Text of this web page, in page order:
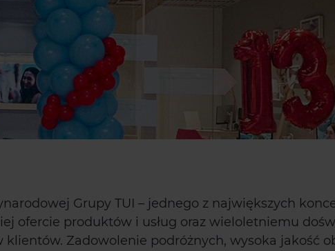
Grupy TUI – jednego z największych
ofercie produktów i usług oraz wieloletniemu
Zadowolenie podróżnych, wysoka jakość